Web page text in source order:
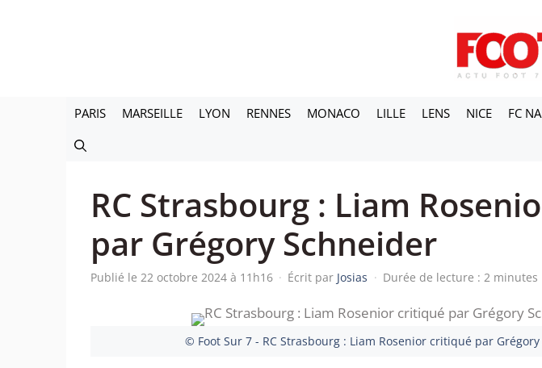
PARIS MARSEILLE LYON RENNES MONACO LILLE LENS NICE FC
RC Strasbourg : Liam
par Grégory Schneider
Publié le 22 octobre 2024 à 11h16 · Écrit par Josias · Durée de lecture : 2 minutes
© Foot Sur 7 - RC Strasbourg : Liam Rosenior critiqué par